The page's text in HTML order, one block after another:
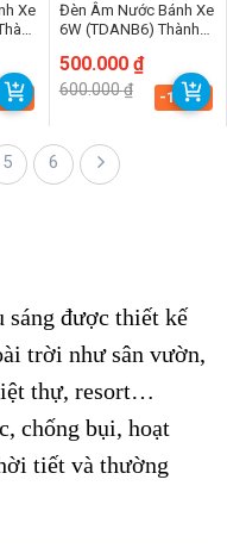
Xe
Đèn Âm Nước Bánh Xe
6W (TDANB6) Thành
600.000₫
Giá
gốc
là:
500.000 ₫
Giá
hiện
tại
-16.7%
5 6
sáng được thiết kế
trời như sân vườn,
thự, resort…
chống bụi, hoạt
tiết và thường